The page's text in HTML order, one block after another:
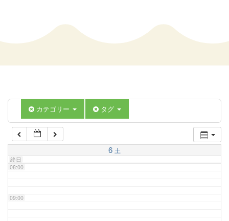
カテゴリー タグ
6 土
終日
04:00
07:00
08:00
09:00